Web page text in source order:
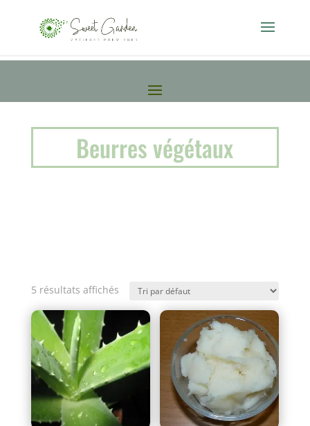
Beurres végétaux
5 résultats affichés